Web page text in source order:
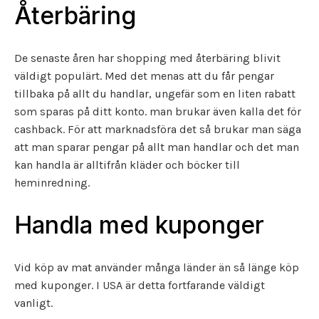
Återbäring
De senaste åren har shopping med återbäring blivit
väldigt populärt. Med det menas att du får pengar
tillbaka på allt du handlar, ungefär som en liten rabatt
som sparas på ditt konto. man brukar även kalla det för
cashback. För att marknadsföra det så brukar man säga
att man sparar pengar på allt man handlar och det man
kan handla är alltifrån kläder och böcker till
heminredning.
Handla med kuponger
Vid köp av mat använder många länder än så länge köp
med kuponger. I USA är detta fortfarande väldigt
vanligt.